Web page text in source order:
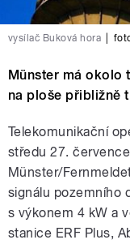
vysílač Buková hora
Münster má okolo
na ploše přibližně
Telekomunikační
středu 27.
Münster/
signálu pozemního
s výkonem 4 kW a
stanice ERF Plus,